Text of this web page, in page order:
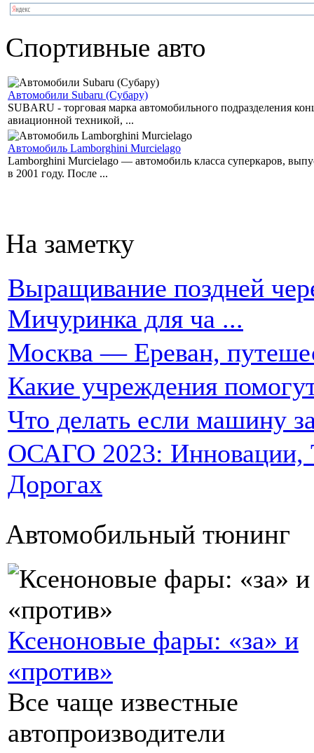
Спортивные авто
Автомобили Subaru (Субару)
SUBARU - торговая марка автомобильного подразделения
авиационной техникой, ...
Автомобиль Lamborghini Murcielago
Lamborghini Murcielago — автомобиль класса суперкаров,
в 2001 году. После ...
На заметку
Выращивание поздней
Мичуринка для ча ...
Москва — Ереван,
Какие учреждения
Что делать если машину
ОСАГО 2023: Инновации,
Дорогах
Автомобильный тюнинг
Ксеноновые фары: «за» и
«против»
Все чаще известные
автопроизводители